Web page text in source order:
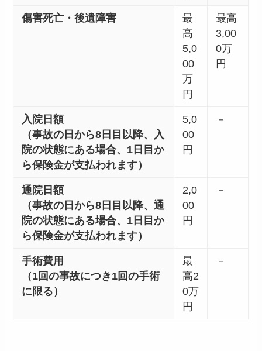
傷害死亡・後遺障害
最
高
5,0
00
万
円
最高
3,00
0万
円
入院日額
（事故の日から8日目以降、入
院の状態にある場合、1日目か
ら保険金が支払われます）
5,0
00
円
－
通院日額
（事故の日から8日目以降、通
院の状態にある場合、1日目か
ら保険金が支払われます）
2,0
00
円
－
手術費用
（1回の事故につき1回の手術
に限る）
最
高2
0万
円
－